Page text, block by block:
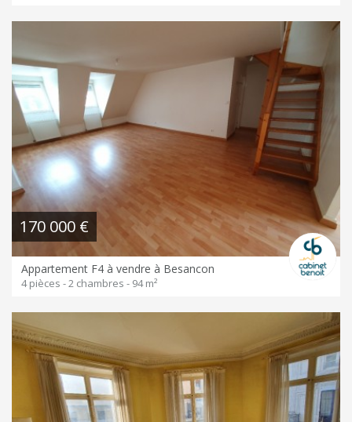
170 000 €
Appartement F4 à vendre à Besancon
4 pièces - 2 chambres - 94 m²